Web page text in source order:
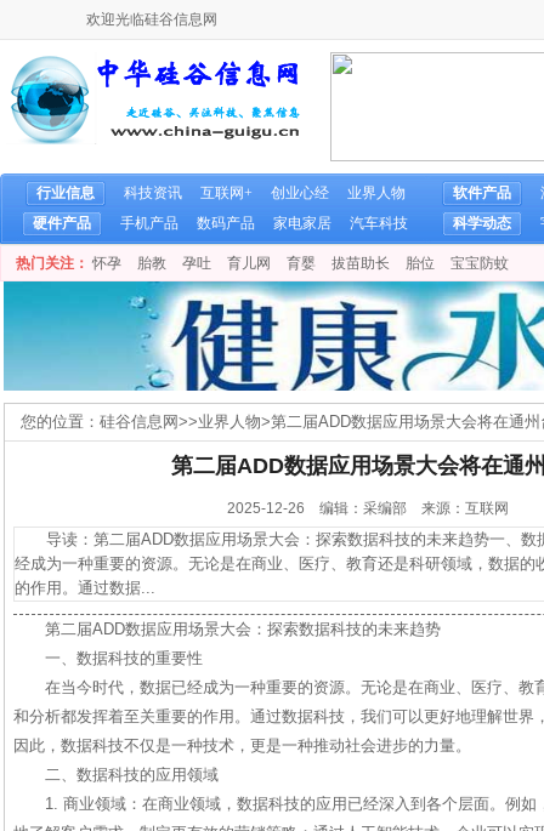
欢迎光临硅谷信息网
行业信息 科技资讯 互联网+ 创业心经
业界人物
硬件产品
手机产品 数码产品 家电家居 汽车科技
软件产品
科学动态
热门关注： 怀孕 胎教 孕吐 育儿网 育婴 拔苗助长 胎位 宝宝防蚊
您的位置： 硅谷信息网>>业界人物>第二届ADD数据应用场景大会将在通
第二届ADD数据应用场景大会将在通
2025-12-26 编辑：采编部 来源：互联网
导读：第二届ADD数据应用场景大会：探索数据科技的未来趋势一、数
经成为一种重要的资源。无论是在商业、医疗、教育还是科研领域，数据
的作用。通过数据...
第二届ADD数据应用场景大会：探索数据科技的未来趋势
一、数据科技的重要性
在当今时代，数据已经成为一种重要的资源。无论是在商业、医疗、教
和分析都发挥着至关重要的作用。通过数据科技，我们可以更好地理解世界
因此，数据科技不仅是一种技术，更是一种推动社会进步的力量。
二、数据科技的应用领域
1. 商业领域：在商业领域，数据科技的应用已经深入到各个层面。例